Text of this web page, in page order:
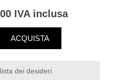
IVA inclusa
ACQUISTA
dei desideri